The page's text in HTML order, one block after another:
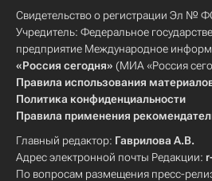
Свидетельство о регистрации Эл №
Учредитель: Федеральное
предприятие Международное
«Россия сегодня» (МИА «Россия
Правила использования
Политика конфиденциальности
Правила применения
Главный редактор: Гаврилова А.В.
Адрес электронной почты Редакции:
По вопросам размещения пресс-